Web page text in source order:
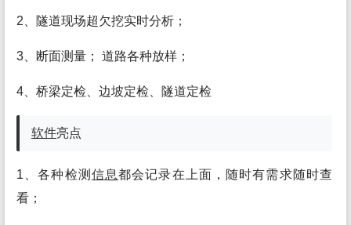
2、隧道现场超欠挖实时分析；
3、断面测量； 道路各种放样；
4、桥梁定检、边坡定检、隧道定检
软件亮点
1、各种检测 信息都会记录在上面，随时有需求随时查
看；